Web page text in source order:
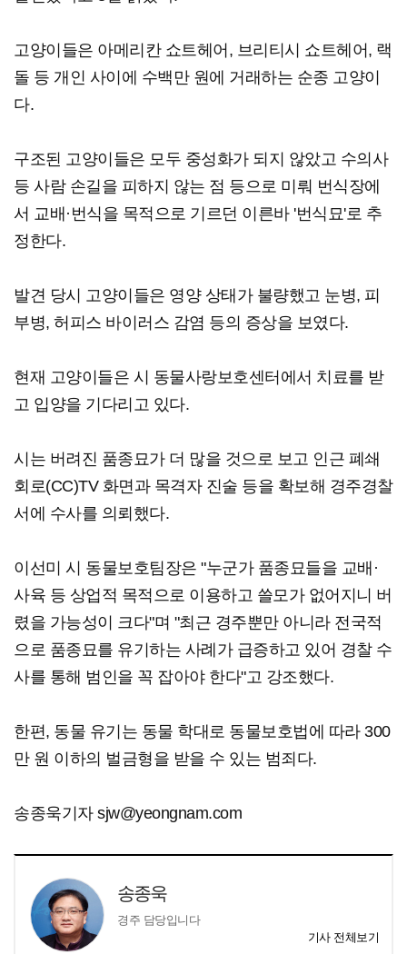
고양이들은 아메리칸 쇼트헤어, 브리티시 쇼트헤어, 랙
돌 등 개인 사이에 수백만 원에 거래하는 순종 고양이
다.
구조된 고양이들은 모두 중성화가 되지 않았고 수의사
등 사람 손길을 피하지 않는 점 등으로 미뤄 번식장에
서 교배·번식을 목적으로 기르던 이른바 '번식묘'로 추
정한다.
발견 당시 고양이들은 영양 상태가 불량했고 눈병, 피
부병, 허피스 바이러스 감염 등의 증상을 보였다.
현재 고양이들은 시 동물사랑보호센터에서 치료를 받
고 입양을 기다리고 있다.
시는 버려진 품종묘가 더 많을 것으로 보고 인근 폐쇄
회로(CC)TV 화면과 목격자 진술 등을 확보해 경주경찰
서에 수사를 의뢰했다.
이선미 시 동물보호팀장은 "누군가 품종묘들을 교배·
사육 등 상업적 목적으로 이용하고 쓸모가 없어지니 버
렸을 가능성이 크다"며 "최근 경주뿐만 아니라 전국적
으로 품종묘를 유기하는 사례가 급증하고 있어 경찰 수
사를 통해 범인을 꼭 잡아야 한다"고 강조했다.
한편, 동물 유기는 동물 학대로 동물보호법에 따라 300
만 원 이하의 벌금형을 받을 수 있는 범죄다.
송종욱기자 sjw@yeongnam.com
송종욱
경주 담당입니다
기사 전체보기